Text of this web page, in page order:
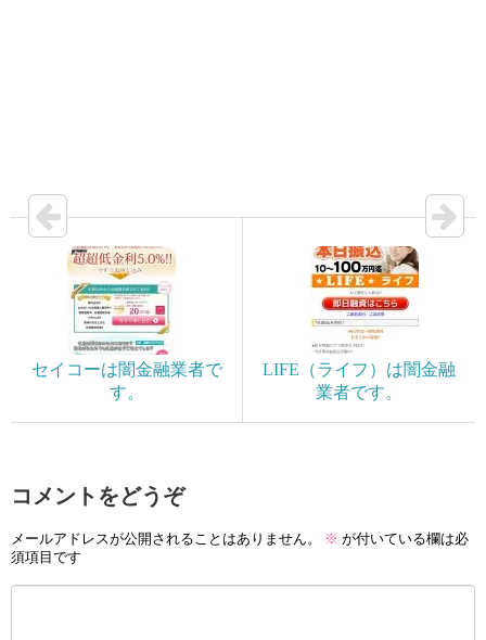
セイコーは闇金融業者で
す。
LIFE（ライフ）は闇金融
業者です。
コメントをどうぞ
メールアドレスが公開されることはありません。 ※ が付いている欄は必
須項目です